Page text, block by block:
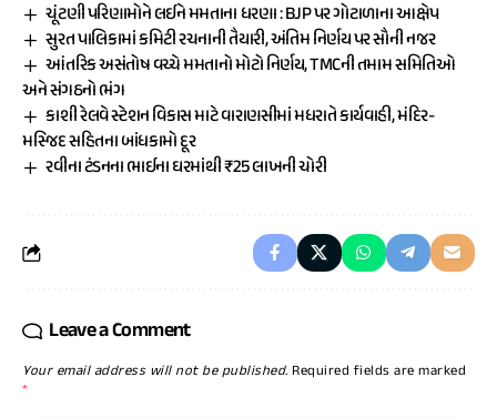
ચૂંટણી પરિણામોને લઈને મમતાના ધરણા : BJP પર ગોટાળાના આક્ષેપ
સુરત પાલિકામાં કમિટી રચનાની તૈયારી, અંતિમ નિર્ણય પર સૌની નજર
આંતરિક અસંતોષ વચ્ચે મમતાનો મોટો નિર્ણય, TMCની તમામ સમિતિઓ
અને સંગઠનો ભંગ
કાશી રેલવે સ્ટેશન વિકાસ માટે વારાણસીમાં મધરાતે કાર્યવાહી, મંદિર-
મસ્જિદ સહિતના બાંધકામો દૂર
રવીના ટંડનના ભાઈના ઘરમાંથી ₹25 લાખની ચોરી
Leave a Comment
Your email address will not be published. Required fields are marked
*